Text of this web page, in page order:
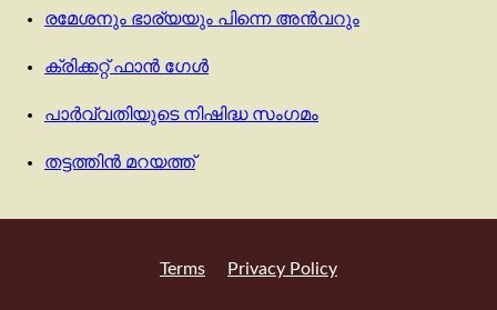
രമേശനും ഭാര്യയും പിന്നെ അൻവറും
ക്രിക്കറ്റ്‌ ഫാൻ ഗേൾ
പാർവ്വതിയുടെ നിഷിദ്ധ സംഗമം
തട്ടത്തിൻ മറയത്ത്
Terms Privacy Policy